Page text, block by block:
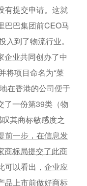
有提交申请。这就
巴巴集团前CEO马
到了物流行业。
企业共同创办了中
将项目命名为“菜
在香港的公司便于
了一份第39类（物
其商标敏感度之
前一步，在信息发
商标局提交了此商
可以看出，企业应
品上市前做好商标